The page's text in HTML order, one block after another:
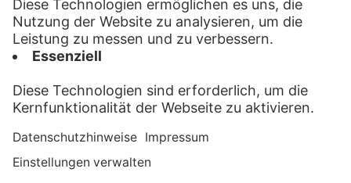
Impressum
Datenschutz
Kontakt
Privatsphäre
LMF-Postservice ist eine Marke der